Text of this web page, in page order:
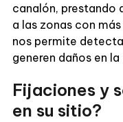
canalón, prestando
a las zonas con
nos permite
generen daños en
Fijaciones y
en su sitio?